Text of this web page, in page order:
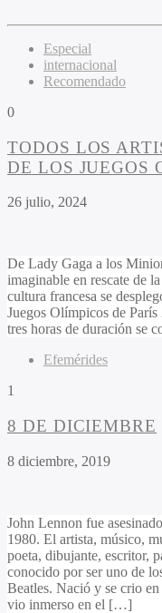
Especial
internacional
Recomendado
0
TODOS LOS
DE LOS JUEGOS
26 julio, 2024
De Lady Gaga a los
imaginable en rescate de
cultura francesa se
Juegos Olímpicos de
tres horas de duración se
Efemérides
1
8 DE DICIEMBRE
8 diciembre, 2019
John Lennon fue
1980. El artista, músico,
poeta, dibujante, escritor,
conocido por ser uno de
Beatles. Nació y se crio
vio inmerso en el […]